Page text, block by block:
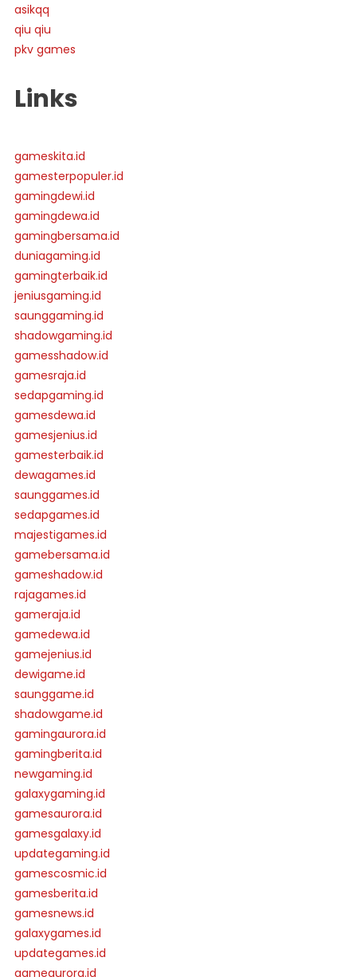
asikqq
qiu qiu
pkv games
Links
gameskita.id
gamesterpopuler.id
gamingdewi.id
gamingdewa.id
gamingbersama.id
duniagaming.id
gamingterbaik.id
jeniusgaming.id
saunggaming.id
shadowgaming.id
gamesshadow.id
gamesraja.id
sedapgaming.id
gamesdewa.id
gamesjenius.id
gamesterbaik.id
dewagames.id
saunggames.id
sedapgames.id
majestigames.id
gamebersama.id
gameshadow.id
rajagames.id
gameraja.id
gamedewa.id
gamejenius.id
dewigame.id
saunggame.id
shadowgame.id
gamingaurora.id
gamingberita.id
newgaming.id
galaxygaming.id
gamesaurora.id
gamesgalaxy.id
updategaming.id
gamescosmic.id
gamesberita.id
gamesnews.id
galaxygames.id
updategames.id
gameaurora.id